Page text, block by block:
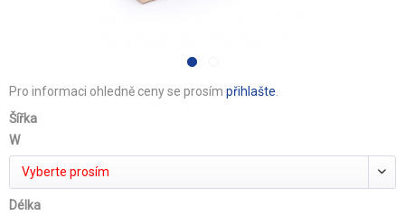
Pro informaci ohledně ceny se prosím přihlašte
Šířka
W
Vyberte prosím
Délka